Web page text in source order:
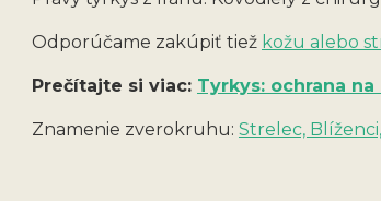
Odporúčame zakúpiť tiež kožu alebo
Prečítajte si viac: Tyrkys: ochrana na
Znamenie zverokruhu: Strelec,